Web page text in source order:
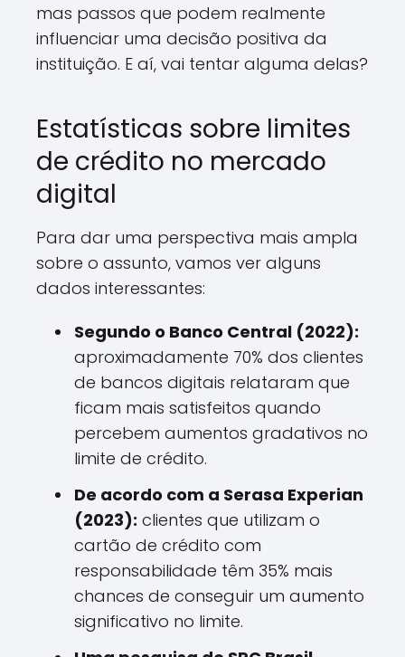
mas passos que podem realmente
influenciar uma decisão positiva da
instituição. E aí, vai tentar alguma delas?
Estatísticas sobre limites
de crédito no mercado
digital
Para dar uma perspectiva mais ampla
sobre o assunto, vamos ver alguns
dados interessantes:
Segundo o Banco Central (2022):
aproximadamente 70% dos clientes
de bancos digitais relataram que
ficam mais satisfeitos quando
percebem aumentos gradativos no
limite de crédito.
De acordo com a Serasa Experian
(2023): clientes que utilizam o
cartão de crédito com
responsabilidade têm 35% mais
chances de conseguir um aumento
significativo no limite.